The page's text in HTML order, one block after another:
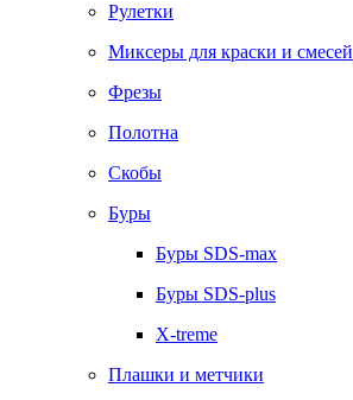
Рулетки
Миксеры для краски и смесей
Фрезы
Полотна
Скобы
Буры
Буры SDS-max
Буры SDS-plus
X-treme
Плашки и метчики